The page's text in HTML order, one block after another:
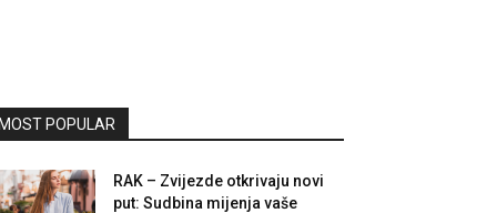
MOST POPULAR
RAK – Zvijezde otkrivaju novi
put: Sudbina mijenja vaše